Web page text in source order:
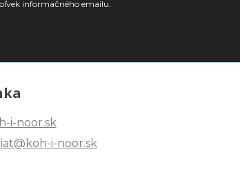
informačného emailu.
i-noor.sk
i-noor.sk